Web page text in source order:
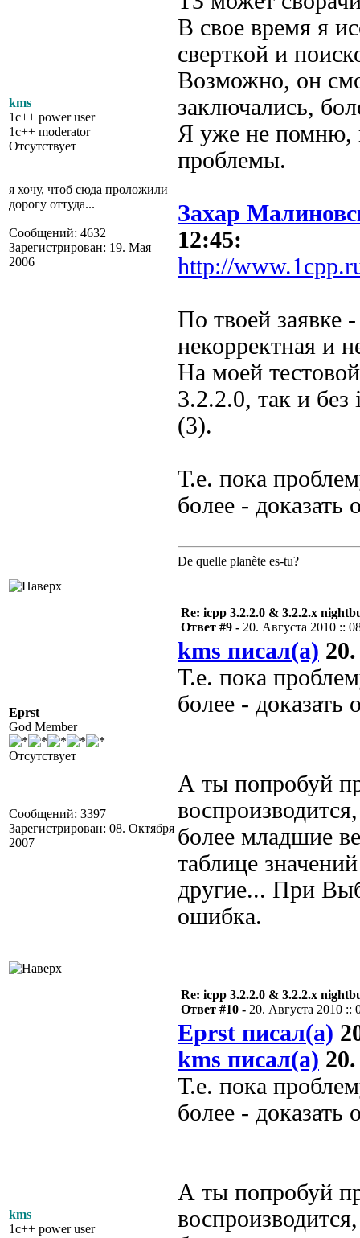
kms
1c++ power user
1c++ moderator
Отсутствует
я хочу, чтоб сюда проложили
дорогу оттуда...
Сообщений: 4632
Зарегистрирован: 19. Мая
2006
В свое время я
сверткой и
Возможно, он
заключались,
Я уже не помню,
проблемы.
Захар
12:45:
http://
По твоей заявке
некорректная и
На моей
3.2.2.0, так и без
(3).
Т.е. пока
более - доказать
De quelle planète es-tu?
Eprst
God Member
Отсутствует
Сообщений: 3397
Зарегистрирован: 08. Октября
2007
Re: icpp 3.2.2.0 & 3.2.2.x
Ответ #9 - 20. Августа 2010 ::
kms писал(а)
Т.е. пока
более - доказать
А ты попробуй
более младшие
таблице
другие... При
ошибка.
kms
1c++ power user
Re: icpp 3.2.2.0 & 3.2.2.x
Ответ #10 - 20. Августа 2010 ::
Eprst писал(а)
kms писал(а)
Т.е. пока
более - доказать
А ты попробуй